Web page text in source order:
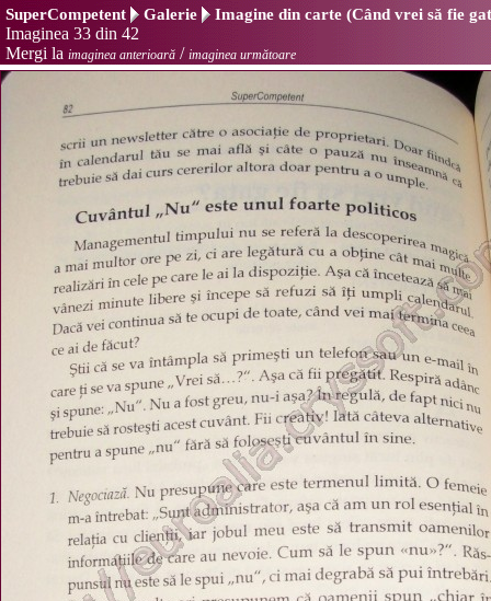
SuperCompetent Galerie Imagine din carte (Când vrei să fie
Imaginea 33 din 42
Mergi la imaginea anterioară / imaginea următoare